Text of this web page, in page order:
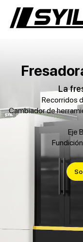
La
Recorridos
Cambiador de
Eje